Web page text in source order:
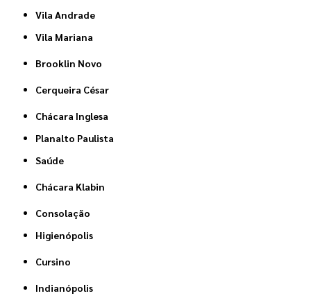
Vila Andrade
Vila Mariana
Brooklin Novo
Cerqueira César
Chácara Inglesa
Planalto Paulista
Saúde
Chácara Klabin
Consolação
Higienópolis
Cursino
Indianópolis